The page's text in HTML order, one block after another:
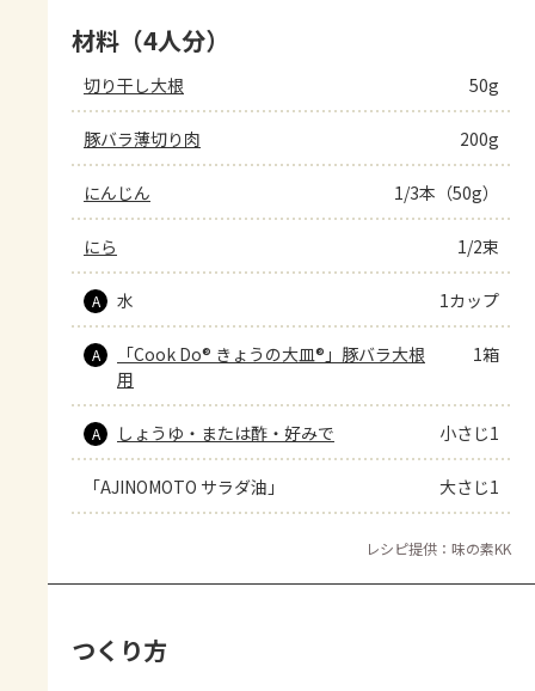
材料（4人分）
切り干し大根 50g
豚バラ薄切り肉 200g
にんじん 1/3本（50g）
にら 1/2束
A 水 1カップ
A
「Cook Do® きょうの大皿®」豚バラ大根
用
1箱
A しょうゆ・または酢・好みで 小さじ1
「AJINOMOTO サラダ油」 大さじ1
レシピ提供：味の素KK
つくり方